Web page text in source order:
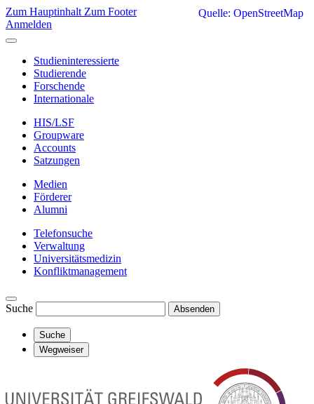
Zum Hauptinhalt Zum Footer
Anmelden
Studieninteressierte
Studierende
Forschende
Internationale
HIS/LSF
Groupware
Accounts
Satzungen
Medien
Förderer
Alumni
Telefonsuche
Verwaltung
Universitätsmedizin
Konfliktmanagement
Suche Absenden
Suche
Wegweiser
Quelle: OpenStreetMap